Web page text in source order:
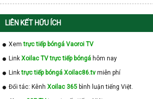
LIÊN KẾT HỮU ÍCH
Xemtrực tiếp bóngá Vaoroi TV
Link Xoilac TV trực tiếp bóngá hôm nay
Linktrực tiếp bóngá Xoilac86.tv miễn phí
Đối tác: Kênh Xoilac 365 bình luận tiếng Việt.